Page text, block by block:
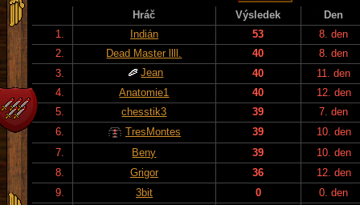
Hráč Výsledek
Den
1.
Indián 53
8. den
2.
Dead Master llll. 40
8. den
3.
Jean 40
11. den
4.
Anatomie1 40
12. den
5.
chesstik3 39
7. den
6.
TresMontes 39
10. den
7.
Beny 39
10. den
8.
Grigor 36
12. den
9.
3bit 0
0. den